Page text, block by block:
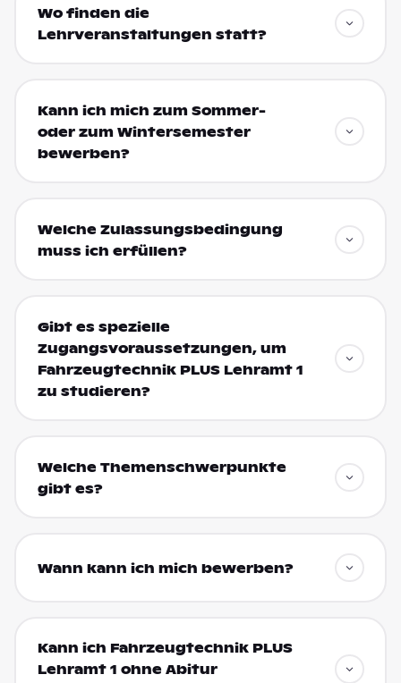
Wo finden die
Lehrveranstaltungen statt?
Kann ich mich zum Sommer-
oder zum Wintersemester
bewerben?
Welche Zulassungsbedingung
muss ich erfüllen?
Gibt es spezielle
Zugangsvoraussetzungen, um
Fahrzeugtechnik PLUS Lehramt 1
zu studieren?
Welche Themenschwerpunkte
gibt es?
Wann kann ich mich bewerben?
Kann ich Fahrzeugtechnik PLUS
Lehramt 1 ohne Abitur